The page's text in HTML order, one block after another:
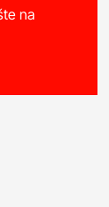
na